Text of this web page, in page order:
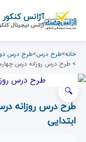
محتوای
اصلی
آژانس کنکور
آژانس دیجیتال
خانه>طرح درس>طرح درس
> طرح درس روزانه درس
طرح درس روزانه
ابتدایی